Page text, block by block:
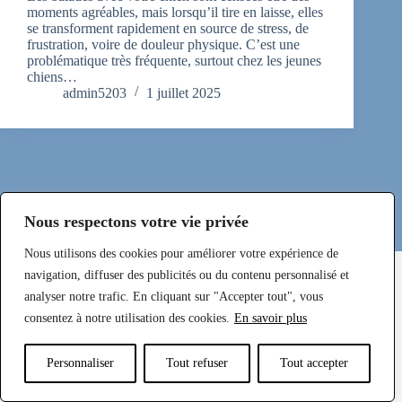
Nous respectons votre vie privée
Nous utilisons des cookies pour améliorer votre expérience de
navigation, diffuser des publicités ou du contenu personnalisé et
analyser notre trafic. En cliquant sur "Accepter tout", vous
consentez à notre utilisation des cookies. En savoir plus
Personnaliser Tout refuser Tout accepter
moments agréables, mais lorsqu’il tire en laisse, elles
se transforment rapidement en source de stress, de
frustration, voire de douleur physique. C’est une
problématique très fréquente, surtout chez les jeunes
chiens…
admin5203
1 juillet 2025
Mentions légales et Politique de Confidentialité
Téléphone E-mail
Facebook
Instagram